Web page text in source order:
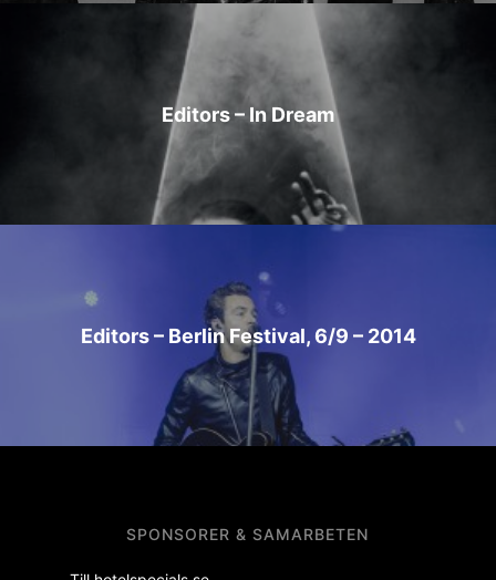
Editors – In Dream
Editors – Berlin Festival, 6/9 – 2014
SPONSORER & SAMARBETEN